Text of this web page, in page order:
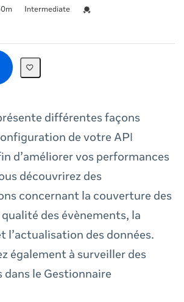
Intermediate
Credential For Completion
différentes façons
de votre API
d’améliorer vos performances
découvrirez des
concernant la couverture des
des évènements, la
l’actualisation des données.
également à surveiller des
dans le Gestionnaire